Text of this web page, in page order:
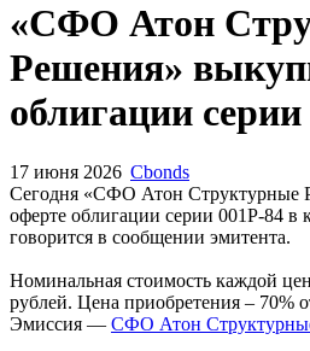
«СФО Атон
Решения»
облигации
17 июня 2026 Cbonds
Сегодня «СФО Атон Структурные
оферте облигации серии 001Р-84 в
говорится в сообщении эмитента.
Номинальная стоимость каждой
рублей. Цена приобретения – 70%
Эмиссия — СФО Атон